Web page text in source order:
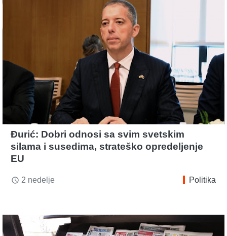
Đurić: Dobri odnosi sa svim svetskim
silama i susedima, strateško opredeljenje
EU
access_time 2 nedelje Politika